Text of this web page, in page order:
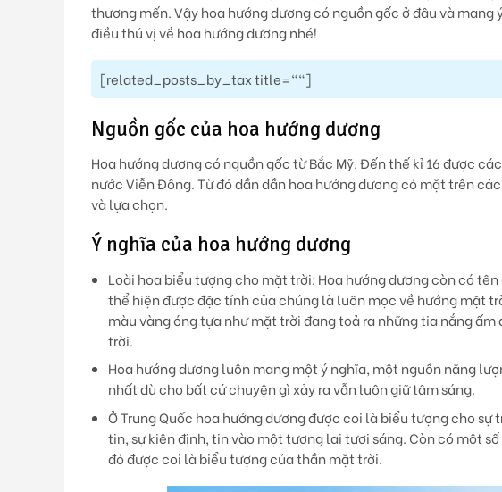
thương mến. Vậy hoa hướng dương có nguồn gốc ở đâu và mang
điều thú vị về hoa hướng dương nhé!
[related_posts_by_tax title=""]
Nguồn gốc của hoa hướng dương
Hoa hướng dương có nguồn gốc từ Bắc Mỹ. Đến thế kỉ 16 được
nước Viễn Đông. Từ đó dần dần hoa hướng dương có mặt trên
và lựa chọn.
Ý nghĩa của hoa hướng dương
Loài hoa biểu tượng cho mặt trời: Hoa hướng dương còn có
thể hiện được đặc tính của chúng là luôn mọc về hướng mặt
màu vàng óng tựa như mặt trời đang toả ra những tia nắng
trời.
Hoa hướng dương luôn mang một ý nghĩa, một nguồn năng
nhất dù cho bất cứ chuyện gì xảy ra vẫn luôn giữ tâm sáng.
Ở Trung Quốc hoa hướng dương được coi là biểu tượng cho
tin, sự kiên định, tin vào một tương lai tươi sáng. Còn có một
đó được coi là biểu tượng của thần mặt trời.